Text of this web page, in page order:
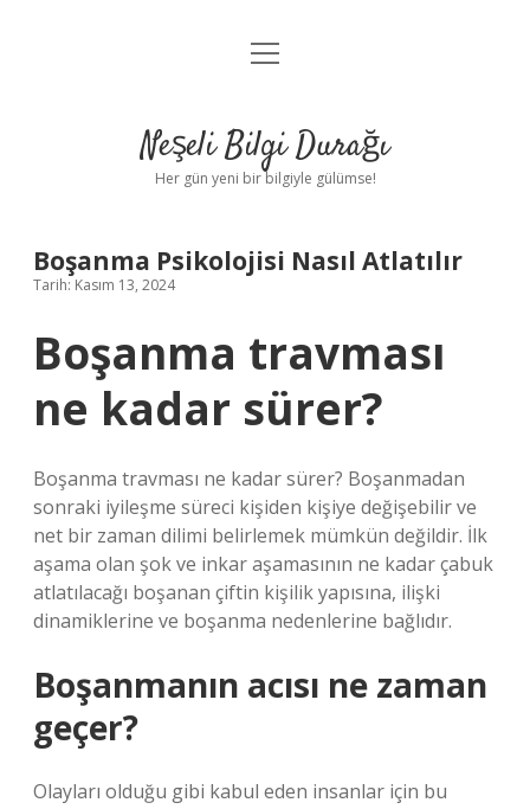
Anasayfa
Yasal Uyarı
menüyü
Neşeli Bilgi Durağı
Her gün yeni bir bilgiyle gülümse!
Boşanma Psikolojisi Nasıl Atlatılır
Tarih: Kasım 13, 2024
Boşanma travması
ne kadar sürer?
Boşanma travması ne kadar sürer? Boşanmadan
sonraki iyileşme süreci kişiden kişiye değişebilir ve
net bir zaman dilimi belirlemek mümkün değildir. İlk
aşama olan şok ve inkar aşamasının ne kadar çabuk
atlatılacağı boşanan çiftin kişilik yapısına, ilişki
dinamiklerine ve boşanma nedenlerine bağlıdır.
Boşanmanın acısı ne zaman
geçer?
Olayları olduğu gibi kabul eden insanlar için bu